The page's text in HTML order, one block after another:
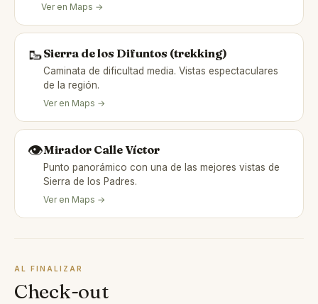
Ver en Maps →
🥾Sierra de los Difuntos (trekking)
Caminata de dificultad media. Vistas espectaculares
de la región.
Ver en Maps →
👁️Mirador Calle Víctor
Punto panorámico con una de las mejores vistas de
Sierra de los Padres.
Ver en Maps →
AL FINALIZAR
Check-out